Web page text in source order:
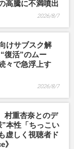
高騰に不満噴出
2026/8/7
けサブスク解
復活”のムー
々で急浮上す
2026/8/7
村重杏奈とのデ
本性「ちっこい
虚しく視聴者ド
》